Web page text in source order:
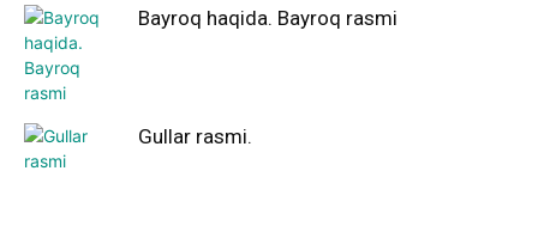
Bayroq haqida. Bayroq rasmi
Gullar rasmi.